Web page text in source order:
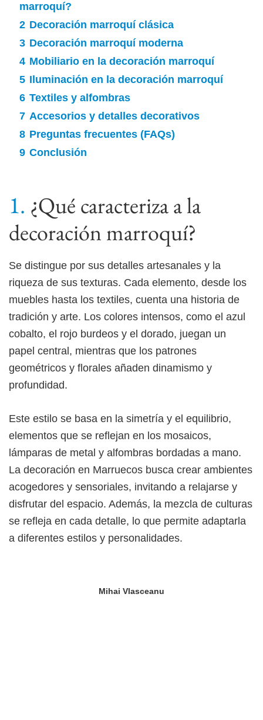
marroquí?
2 Decoración marroquí clásica
3 Decoración marroquí moderna
4 Mobiliario en la decoración marroquí
5 Iluminación en la decoración marroquí
6 Textiles y alfombras
7 Accesorios y detalles decorativos
8 Preguntas frecuentes (FAQs)
9 Conclusión
¿Qué caracteriza a la
decoración marroquí?
Se distingue por sus detalles artesanales y la
riqueza de sus texturas. Cada elemento, desde los
muebles hasta los textiles, cuenta una historia de
tradición y arte. Los colores intensos, como el azul
cobalto, el rojo burdeos y el dorado, juegan un
papel central, mientras que los patrones
geométricos y florales añaden dinamismo y
profundidad.
Este estilo se basa en la simetría y el equilibrio,
elementos que se reflejan en los mosaicos,
lámparas de metal y alfombras bordadas a mano.
La decoración en Marruecos busca crear ambientes
acogedores y sensoriales, invitando a relajarse y
disfrutar del espacio. Además, la mezcla de culturas
se refleja en cada detalle, lo que permite adaptarla
a diferentes estilos y personalidades.
Mihai Vlasceanu